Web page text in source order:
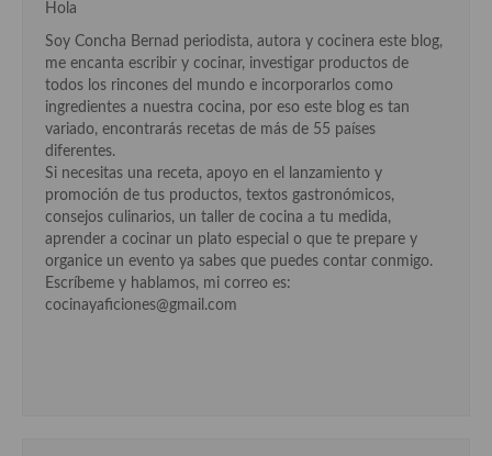
Hola
Soy Concha Bernad periodista, autora y cocinera este blog,
me encanta escribir y cocinar, investigar productos de
todos los rincones del mundo e incorporarlos como
ingredientes a nuestra cocina, por eso este blog es tan
variado, encontrarás recetas de más de 55 países
diferentes.
Si necesitas una receta, apoyo en el lanzamiento y
promoción de tus productos, textos gastronómicos,
consejos culinarios, un taller de cocina a tu medida,
aprender a cocinar un plato especial o que te prepare y
organice un evento ya sabes que puedes contar conmigo.
Escríbeme y hablamos, mi correo es:
cocinayaficiones@gmail.com